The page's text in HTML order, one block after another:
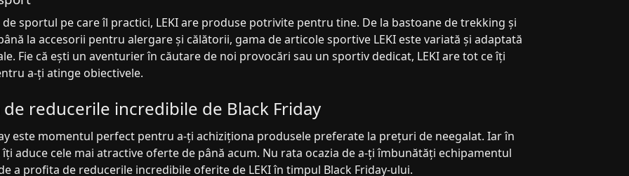
sportul pe care îl practici, LEKI are produse potrivite pentru tine. De la bastoane de trekking și
la accesorii pentru alergare și călătorii, gama de articole sportive LEKI este variată și adaptată
Fie că ești un aventurier în căutare de noi provocări sau un sportiv dedicat, LEKI are tot ce îți
a-ți atinge obiectivele.
reducerile incredibile de Black Friday
este momentul perfect pentru a-ți achiziționa produsele preferate la prețuri de neegalat. Iar în
îți aduce cele mai atractive oferte de până acum. Nu rata ocazia de a-ți îmbunătăți echipamentul
a profita de reducerile incredibile oferite de LEKI în timpul Black Friday-ului.